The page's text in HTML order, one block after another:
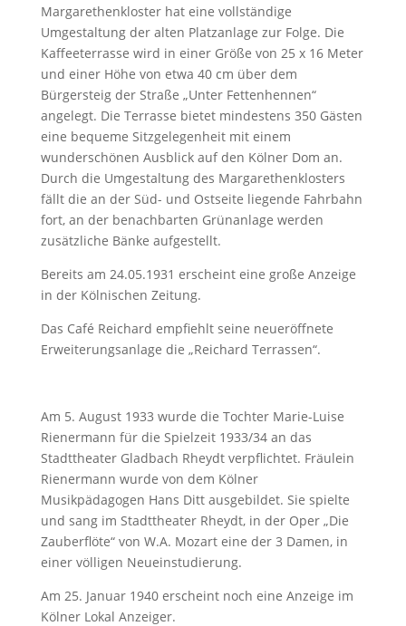
Margarethenkloster hat eine vollständige
Umgestaltung der alten Platzanlage zur Folge. Die
Kaffeeterrasse wird in einer Größe von 25 x 16 Meter
und einer Höhe von etwa 40 cm über dem
Bürgersteig der Straße „Unter Fettenhennen“
angelegt. Die Terrasse bietet mindestens 350 Gästen
eine bequeme Sitzgelegenheit mit einem
wunderschönen Ausblick auf den Kölner Dom an.
Durch die Umgestaltung des Margarethenklosters
fällt die an der Süd- und Ostseite liegende Fahrbahn
fort, an der benachbarten Grünanlage werden
zusätzliche Bänke aufgestellt.
Bereits am 24.05.1931 erscheint eine große Anzeige
in der Kölnischen Zeitung.
Das Café Reichard empfiehlt seine neueröffnete
Erweiterungsanlage die „Reichard Terrassen“.
Am 5. August 1933 wurde die Tochter Marie-Luise
Rienermann für die Spielzeit 1933/34 an das
Stadttheater Gladbach Rheydt verpflichtet. Fräulein
Rienermann wurde von dem Kölner
Musikpädagogen Hans Ditt ausgebildet. Sie spielte
und sang im Stadttheater Rheydt, in der Oper „Die
Zauberflöte“ von W.A. Mozart eine der 3 Damen, in
einer völligen Neueinstudierung.
Am 25. Januar 1940 erscheint noch eine Anzeige im
Kölner Lokal Anzeiger.